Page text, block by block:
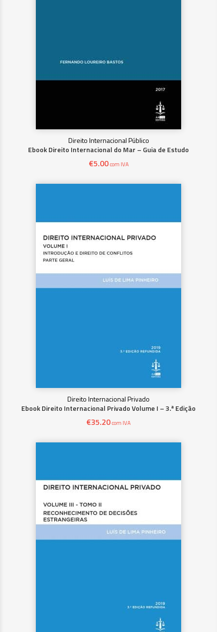
Direito Internacional Público
Ebook Direito Internacional do Mar – Guia de Estudo
€5.00 com IVA
Direito Internacional Privado
Ebook Direito Internacional Privado Volume I – 3.ª Edição
€35.20com IVA